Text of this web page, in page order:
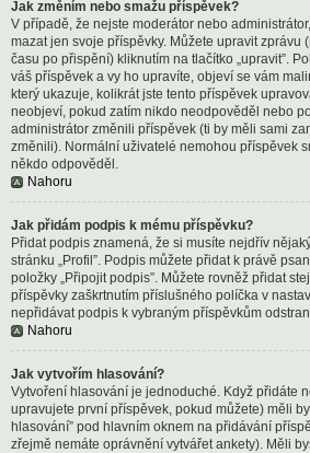
Jak změním nebo smažu příspěvek?
V případě, že nejste moderátor nebo
mazat jen svoje příspěvky. Můžete upravit zprávu
času po přispění) kliknutím na tlačítko „upravit”.
váš příspěvek a vy ho upravíte, objeví se vám
který ukazuje, kolikrát jste tento příspěvek
neobjeví, pokud zatím nikdo neodpověděl nebo
administrátor změnili příspěvek (ti by měli sami
změnili). Normální uživatelé nemohou příspěvek
někdo odpověděl.
Nahoru
Jak přidám podpis k mému příspěvku?
Přidat podpis znamená, že si musíte nejdřív
stránku „Profil”. Podpis můžete přidat k právě
položky „Připojit podpis”. Můžete rovněž přidat
příspěvky zaškrtnutím příslušného políčka v
nepřidávat podpis k vybraným příspěvkům
Nahoru
Jak vytvořím hlasování?
Vytvoření hlasování je jednoduché. Když přidáte
upravujete první příspěvek, pokud můžete) měli
hlasování” pod hlavním oknem na přidávání
zřejmě nemáte oprávnění vytvářet ankety). Měli